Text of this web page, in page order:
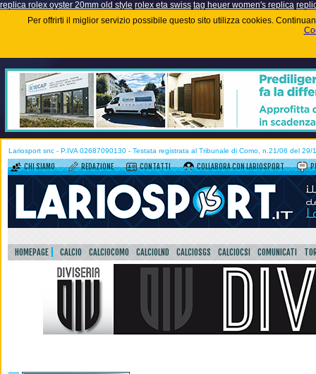
replica rolex oyster 20mm old style rolex eta swiss tag heuer women's replica
Per offrirti il miglior servizio possibile questo sito utilizza cookies.
Lariosport snc - P.IVA 02687090130 - Testata registrata al Tribunale di Como, n.21/06 del 29/
CHI SIAMO REDAZIONE CONTATTI COLLABORA CON LARIOSPORT
HOMEPAGE CALCIO CALCIOCOMO CALCIOLND CALCIOSGS CALCIOCSI COMUNICATI